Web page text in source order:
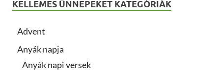
KELLEMES ÜNNEPEKET KATEGÓRIÁK
Advent
Anyák napja
Anyák napi versek